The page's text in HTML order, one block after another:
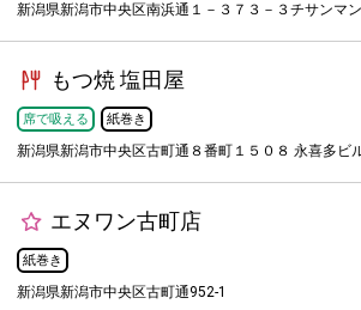
新潟県新潟市中央区南浜通１－３７３－３チサンマ
もつ焼 塩田屋
席で吸える 紙巻き
新潟県新潟市中央区古町通８番町１５０８ 永喜多ビ
エヌワン古町店
紙巻き
新潟県新潟市中央区古町通952-1